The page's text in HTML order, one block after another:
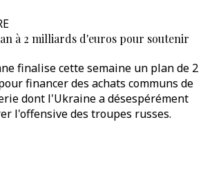
à 2 milliards d'euros pour soutenir
finalise cette semaine un plan de 2
financer des achats communs de
dont l'Ukraine a désespérément
l'offensive des troupes russes.